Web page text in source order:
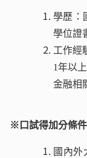
學歷：
學位證
工作經
1年以
金融相
※口試得加分條件
國內外